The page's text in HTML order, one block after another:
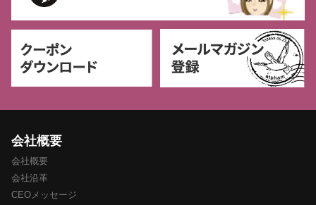
会社概要
会社概要
会社沿革
CEOメッセージ